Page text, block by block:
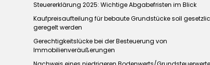
Steuererklärung 2025: Wichtige Abgabefristen im Blick
Kaufpreisaufteilung für bebaute Grundstücke soll
geregelt werden
Gerechtigkeitslücke bei der Besteuerung von
Immobilienveräußerungen